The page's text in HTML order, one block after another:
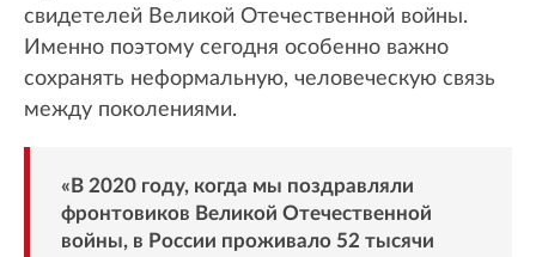
свидетелей Великой Отечественной войны.
Именно поэтому сегодня особенно важно
сохранять неформальную, человеческую связь
между поколениями.
«В 2020 году, когда мы поздравляли
фронтовиков Великой Отечественной
войны, в России проживало 52 тысячи